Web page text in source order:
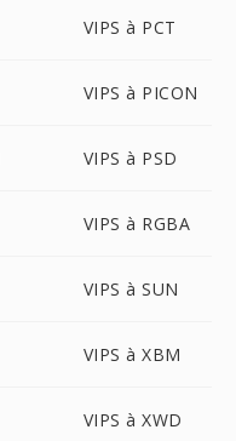
VIPS à PCT
VIPS à PICON
VIPS à PSD
VIPS à RGBA
VIPS à SUN
VIPS à XBM
VIPS à XWD